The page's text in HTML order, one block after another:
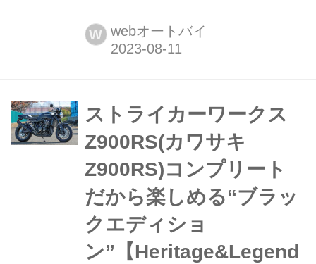
Resortエコーバレーのファースト試走
ムービーです。動画はまだコース開拓
れるほど涼しげなエリアでレース開催
W webオートバイ
ストライカーワークス
Z900RS(カワサキ
Z900RS)コンプリート
だから楽しめる“ブラッ
クエディショ
ン”【Heritage&Legend